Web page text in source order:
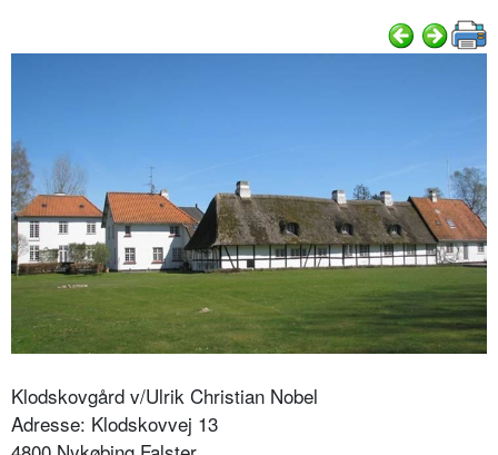
Klodskovgård v/Ulrik Christian Nobel
Adresse: Klodskovvej 13